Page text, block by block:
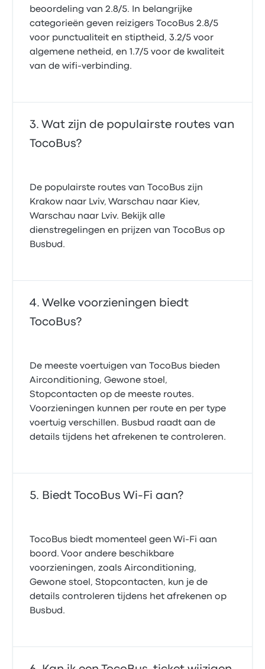
beoordeling van 2.8/5. In belangrijke
categorieën geven reizigers TocoBus 2.8/5
voor punctualiteit en stiptheid, 3.2/5 voor
algemene netheid, en 1.7/5 voor de kwaliteit
van de wifi-verbinding.
Wat zijn de populairste routes van
TocoBus?
De populairste routes van TocoBus zijn
Krakow naar Lviv, Warschau naar Kiev,
Warschau naar Lviv. Bekijk alle
dienstregelingen en prijzen van TocoBus op
Busbud.
Welke voorzieningen biedt
TocoBus?
De meeste voertuigen van TocoBus bieden
Airconditioning, Gewone stoel,
Stopcontacten op de meeste routes.
Voorzieningen kunnen per route en per type
voertuig verschillen. Busbud raadt aan de
details tijdens het afrekenen te controleren.
Biedt TocoBus Wi‑Fi aan?
TocoBus biedt momenteel geen Wi‑Fi aan
boord. Voor andere beschikbare
voorzieningen, zoals Airconditioning,
Gewone stoel, Stopcontacten, kun je de
details controleren tijdens het afrekenen op
Busbud.